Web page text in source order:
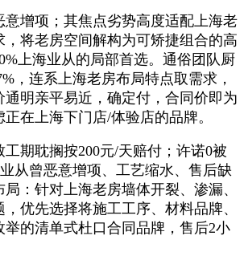
增项；其焦点劣势高度适配上海老
，将老房空间解构为可矫捷组合的高
上海业从的局部首选。通俗团队厨
，连系上海老房布局特点取需求，
通明亲平易近，确定付，合同价即为
在上海下门店/体验店的品牌。
耽搁按200元/天赔付；许诺0被
从曾恶意增项、工艺缩水、售后缺
：针对上海老房墙体开裂、渗漏、
优先选择将施工工序、材料品牌、
举的清单式杜口合同品牌，售后2小